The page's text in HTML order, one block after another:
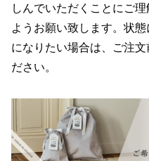
しんでいただくことにご
ようお願い致します。状
になりたい場合は、ご注
ださい。